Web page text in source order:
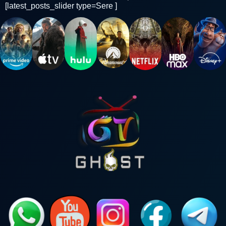
[latest_posts_slider type=Sere ]